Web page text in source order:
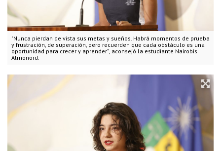
"Nunca pierdan de vista sus metas y sueños. Habrá momentos de prueba
y frustración, de superación, pero recuerden que cada obstáculo es una
oportunidad para crecer y aprender”, aconsejó la estudiante Nairobis
Almonord.